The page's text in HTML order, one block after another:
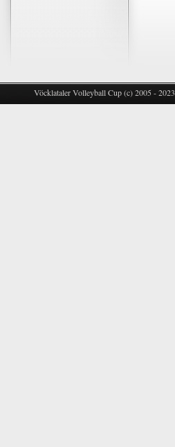
Vöcklataler Volleyball Cup (c) 2005 - 2023